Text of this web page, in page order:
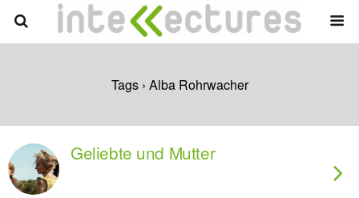
Tags › Alba Rohrwacher
Geliebte und Mutter